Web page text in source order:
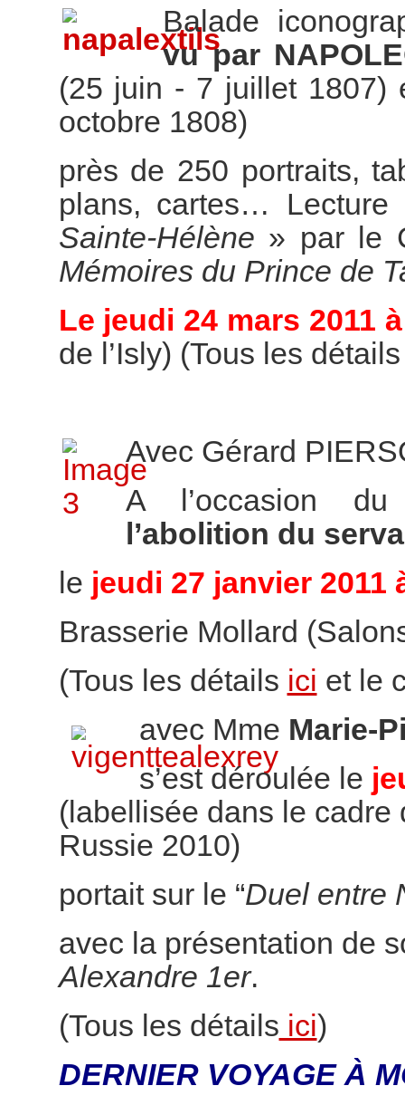
Balade
vu par
(25 juin - 7 juillet
octobre 1808)
près de 250 portraits,
plans, cartes…
Sainte-Hélène » par le
Mémoires du Prince de
Le jeudi 24 mars 2011
de l’Isly) (Tous les
Avec Gérard
A l’occasion
l’abolition du
le jeudi 27 janvier 2011
Brasserie Mollard
(Tous les détails ici et le
avec Mme Marie-
s’est déroulée le
(labellisée dans le cadre
Russie 2010)
portait sur le “Duel entre
avec la présentation de
Alexandre 1er.
(Tous les détails ici)
DERNIER VOYAGE À